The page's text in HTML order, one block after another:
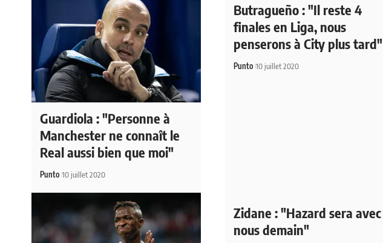
Guardiola : "Personne à
Manchester ne connaît le
Real aussi bien que moi"
Punto 10 juillet 2020
Butragueño : "Il reste 4
finales en Liga, nous
penserons à City plus tard"
Punto 10 juillet 2020
Zidane : "Hazard sera avec
nous demain"